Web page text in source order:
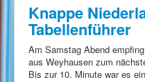
Knappe
Tabellenführer
Am Samstag Abend
aus Weyhausen zum
Bis zur 10. Minute war es